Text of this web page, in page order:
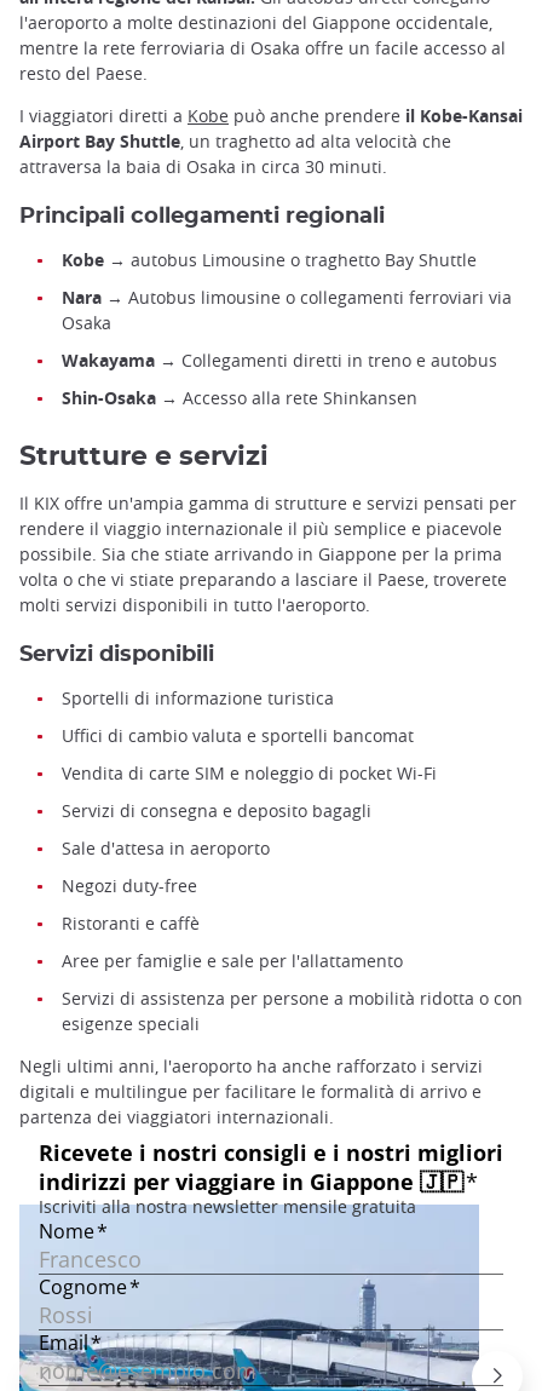
l'aeroporto a molte destinazioni del Giappone occidentale,
mentre la rete ferroviaria di Osaka offre un facile accesso al
resto del Paese.
I viaggiatori diretti a Kobe può anche prendere il Kobe-Kansai
Airport Bay Shuttle, un traghetto ad alta velocità che
attraversa la baia di Osaka in circa 30 minuti.
Principali collegamenti regionali
Kobe → autobus Limousine o traghetto Bay Shuttle
Nara → Autobus limousine o collegamenti ferroviari via
Osaka
Wakayama → Collegamenti diretti in treno e autobus
Shin-Osaka → Accesso alla rete Shinkansen
Strutture e servizi
Il KIX offre un'ampia gamma di strutture e servizi pensati per
rendere il viaggio internazionale il più semplice e piacevole
possibile. Sia che stiate arrivando in Giappone per la prima
volta o che vi stiate preparando a lasciare il Paese, troverete
molti servizi disponibili in tutto l'aeroporto.
Servizi disponibili
Sportelli di informazione turistica
Uffici di cambio valuta e sportelli bancomat
Vendita di carte SIM e noleggio di pocket Wi-Fi
Servizi di consegna e deposito bagagli
Sale d'attesa in aeroporto
Negozi duty-free
Ristoranti e caffè
Aree per famiglie e sale per l'allattamento
Servizi di assistenza per persone a mobilità ridotta o con
esigenze speciali
Negli ultimi anni, l'aeroporto ha anche rafforzato i servizi
digitali e multilingue per facilitare le formalità di arrivo e
partenza dei viaggiatori internazionali.